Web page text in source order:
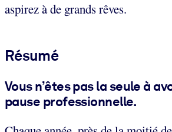
aspirez à de grands rêves.
Résumé
Vous n’êtes pas la seule à
pause professionnelle.